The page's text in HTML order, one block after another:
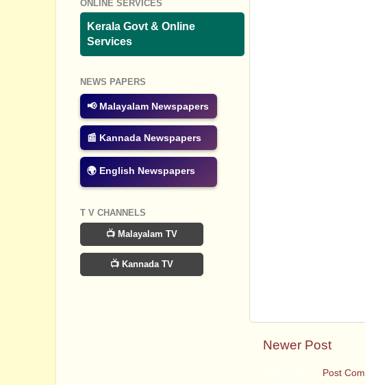
Newer Post
Post
ONLINE SERVICES
Kerala Govt & Online
Services
NEWS PAPERS
📢 Malayalam Newspapers
📰 Kannada Newspapers
🌍 English Newspapers
T V CHANNELS
📺 Malayalam TV
📺 Kannada TV